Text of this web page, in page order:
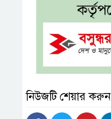
নিউজটি শেয়ার করুন